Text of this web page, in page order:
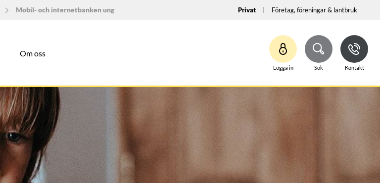
Mobil- och internetbanken ung Privat Företag, föreningar & lantbruk
Om oss
Logga in Sök Kontakt